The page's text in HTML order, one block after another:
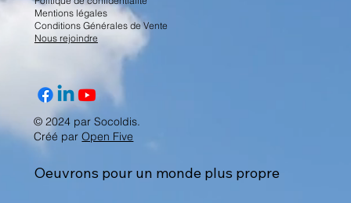
Mentions légales
Conditions Générales de Vente
Nous rejoindre
© 2024 par Socoldis.
Créé parOpen Five
Oeuvrons pour un monde plus propre